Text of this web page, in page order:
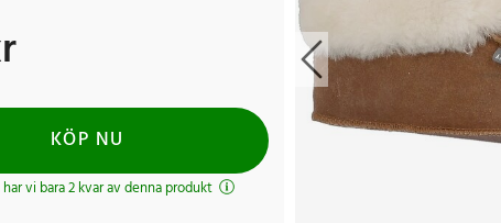
KÖP NU
vi bara 2 kvar av denna produkt